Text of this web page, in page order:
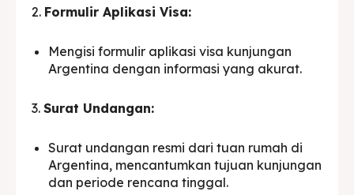
2. Formulir Aplikasi Visa:
Mengisi formulir aplikasi visa kunjungan
Argentina dengan informasi yang akurat.
3. Surat Undangan:
Surat undangan resmi dari tuan rumah di
Argentina, mencantumkan tujuan kunjungan
dan periode rencana tinggal.